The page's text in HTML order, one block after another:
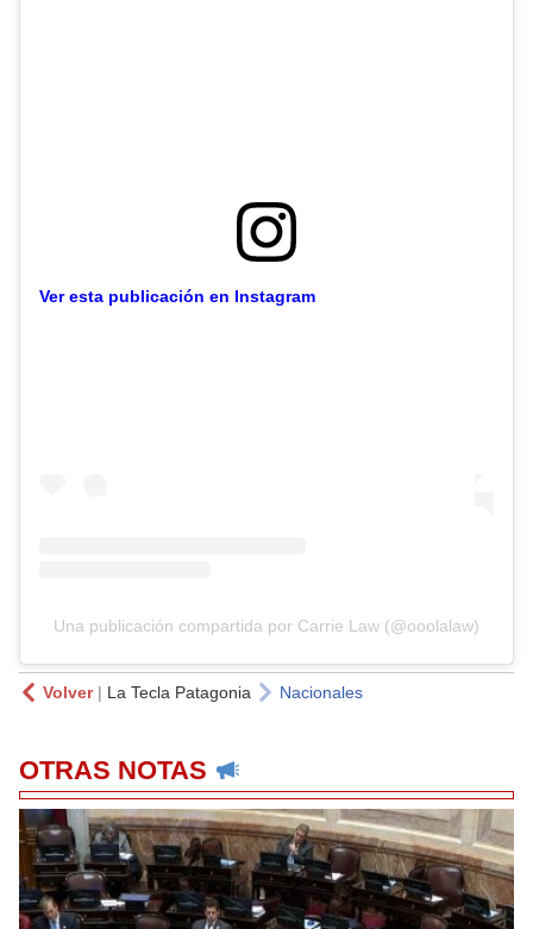
Ver esta publicación en Instagram
Una publicación compartida por Carrie Law (@ooolalaw)
Volver| La Tecla Patagonia Nacionales
OTRAS NOTAS